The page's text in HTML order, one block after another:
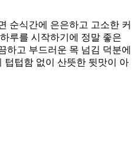
순식간에 은은하고 고소한 커
루를 시작하기에 정말 좋은
하고 부드러운 목 넘김 덕분에
텁텁함 없이 산뜻한 뒷맛이 아